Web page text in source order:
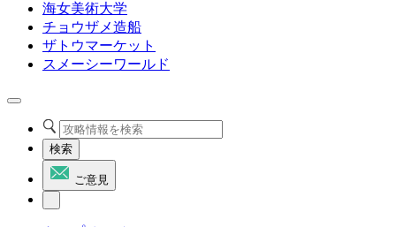
海女美術大学
チョウザメ造船
ザトウマーケット
スメーシーワールド
検索
ご意見